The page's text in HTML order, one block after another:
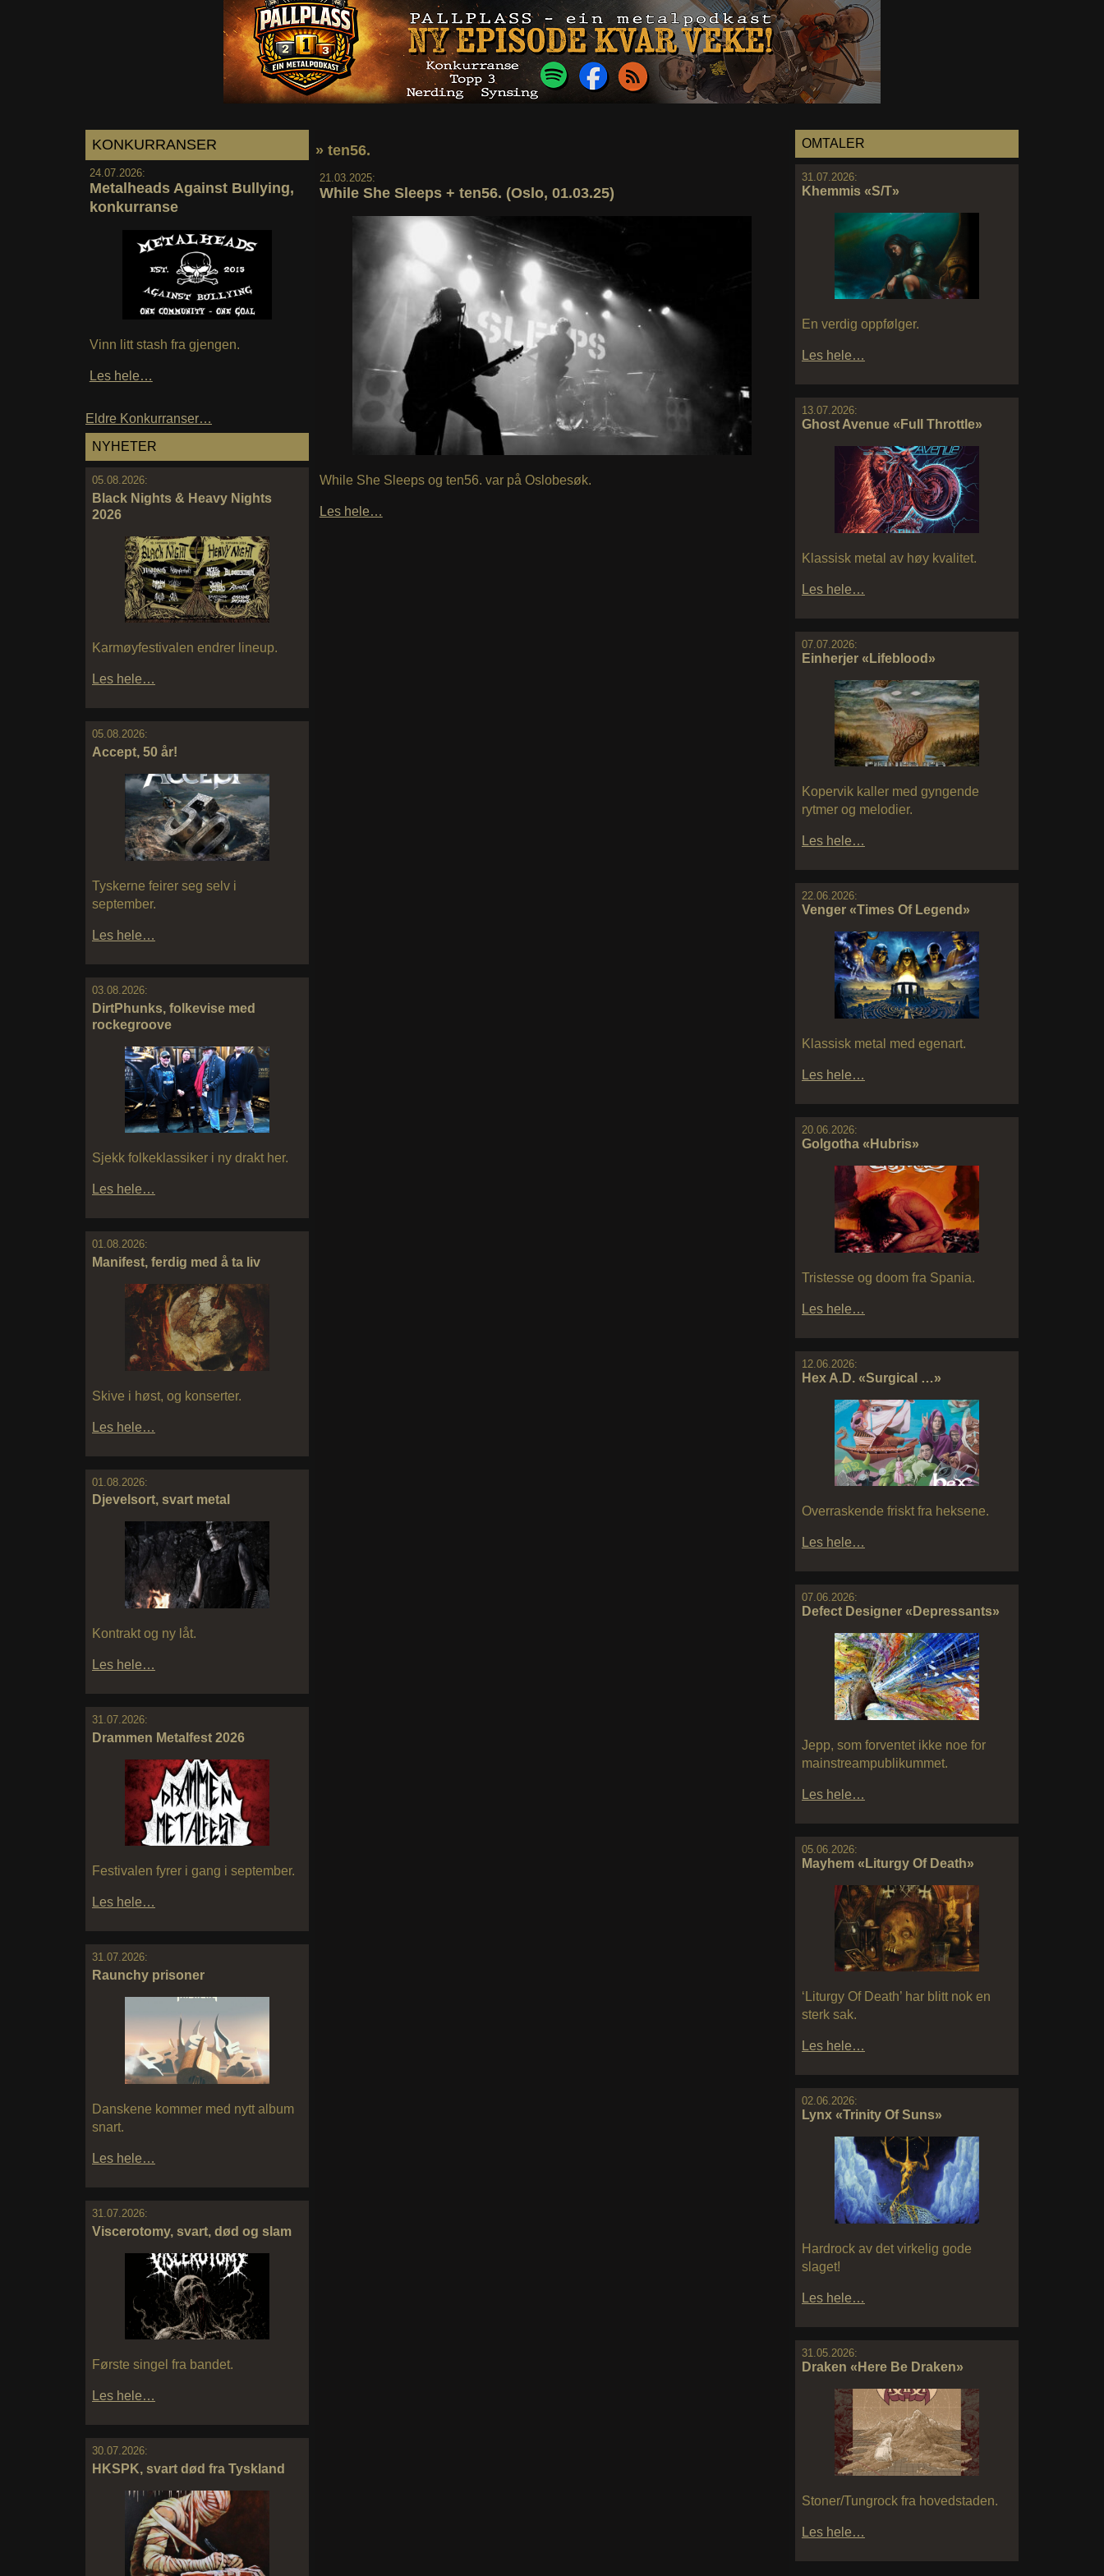
KONKURRANSER
24.07.2026:
Metalheads Against Bullying,
konkurranse
Vinn litt stash fra gjengen.
Les hele…
Eldre Konkurranser…
NYHETER
05.08.2026:
Black Nights & Heavy Nights
2026
Karmøyfestivalen endrer lineup.
Les hele…
05.08.2026:
Accept, 50 år!
Tyskerne feirer seg selv i
september.
Les hele…
03.08.2026:
DirtPhunks, folkevise med
rockegroove
Sjekk folkeklassiker i ny drakt her.
Les hele…
01.08.2026:
Manifest, ferdig med å ta liv
Skive i høst, og konserter.
Les hele…
01.08.2026:
Djevelsort, svart metal
Kontrakt og ny låt.
Les hele…
31.07.2026:
Drammen Metalfest 2026
Festivalen fyrer i gang i september.
Les hele…
31.07.2026:
Raunchy prisoner
Danskene kommer med nytt album
snart.
Les hele…
31.07.2026:
Viscerotomy, svart, død og slam
Første singel fra bandet.
Les hele…
30.07.2026:
HKSPK, svart død fra Tyskland
OMTALER
31.07.2026:
Khemmis «S/T»
En verdig oppfølger.
Les hele…
13.07.2026:
Ghost Avenue «Full Throttle»
Klassisk metal av høy kvalitet.
Les hele…
07.07.2026:
Einherjer «Lifeblood»
Kopervik kaller med gyngende
rytmer og melodier.
Les hele…
22.06.2026:
Venger «Times Of Legend»
Klassisk metal med egenart.
Les hele…
20.06.2026:
Golgotha «Hubris»
Tristesse og doom fra Spania.
Les hele…
12.06.2026:
Hex A.D. «Surgical …»
Overraskende friskt fra heksene.
Les hele…
07.06.2026:
Defect Designer «Depressants»
Jepp, som forventet ikke noe for
mainstreampublikummet.
Les hele…
05.06.2026:
Mayhem «Liturgy Of Death»
‘Liturgy Of Death’ har blitt nok en
sterk sak.
Les hele…
02.06.2026:
Lynx «Trinity Of Suns»
Hardrock av det virkelig gode
slaget!
Les hele…
31.05.2026:
Draken «Here Be Draken»
Stoner/Tungrock fra hovedstaden.
Les hele…
» ten56.
21.03.2025:
While She Sleeps + ten56. (Oslo, 01.03.25)
While She Sleeps og ten56. var på Oslobesøk.
Les hele…